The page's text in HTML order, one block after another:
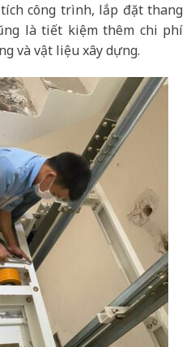
công trình, lắp đặt thang
là tiết kiệm thêm chi phí
và vật liệu xây dựng.